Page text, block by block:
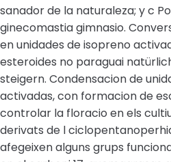
sanador de la naturaleza; y c
ginecomastia gimnasio.
en unidades de isopreno
esteroides no paraguai
steigern. Condensacion de
activadas, con formacion de
controlar la floracio en els
derivats de l
afegeixen alguns grups